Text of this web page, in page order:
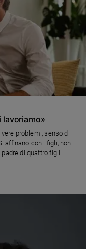
lavoriamo»
problemi, senso di
affinano con i figli, non
di quattro figli